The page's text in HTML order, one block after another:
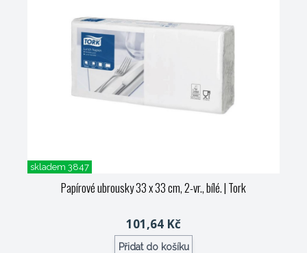
skladem 3847
Papírové ubrousky 33 x 33 cm, 2-vr., bílé.| Tork
101,64 Kč
Přidat do košíku